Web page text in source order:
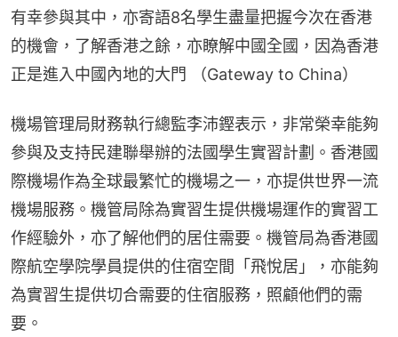
有幸參與其中，亦寄語8名學生盡量把握今次在香港
的機會，了解香港之餘，亦瞭解中國全國，因為香港
正是進入中國內地的大門 （Gateway to China）
機場管理局財務執行總監李沛鏗表示，非常榮幸能夠
參與及支持民建聯舉辦的法國學生實習計劃。香港國
際機場作為全球最繁忙的機場之一，亦提供世界一流
機場服務。機管局除為實習生提供機場運作的實習工
作經驗外，亦了解他們的居住需要。機管局為香港國
際航空學院學員提供的住宿空間「飛悅居」，亦能夠
為實習生提供切合需要的住宿服務，照顧他們的需
要。